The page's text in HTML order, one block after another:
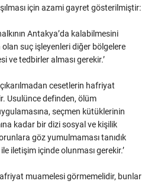
için azami gayret gösterilmiştir:
Antakya’da kalabilmesini
suç işleyenleri diğer bölgelere
ve tedbirler alması gerekir.’
cesetlerin hafriyat
Usulünce definden, ölüm
seçmen kütüklerinin
kadar bir dizi sosyal ve kişilik
göz yumulmaması tanıdık
iletişim içinde olunması gerekir.’
muamelesi görmemelidir, bunlar